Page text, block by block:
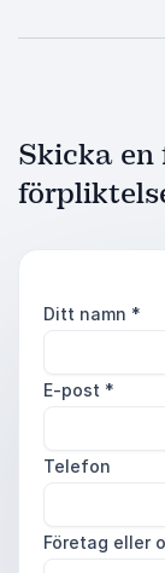
Skicka
Ditt namn *
E-post *
Telefon
Företag eller